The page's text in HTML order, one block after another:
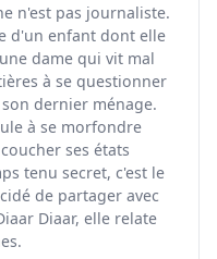
n'est pas journaliste.
d'un enfant dont elle
dame qui vit mal
à se questionner
dernier ménage.
à se morfondre
ses états
tenu secret, c'est le
de partager avec
Diaar, elle relate